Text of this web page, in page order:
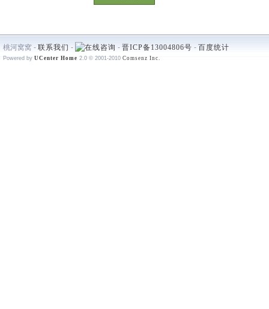
桃河窝窝 - 联系我们 - - 晋ICP备13004806号 - 百度统计
Powered by UCenter Home 2.0 © 2001-2010 Comsenz Inc.